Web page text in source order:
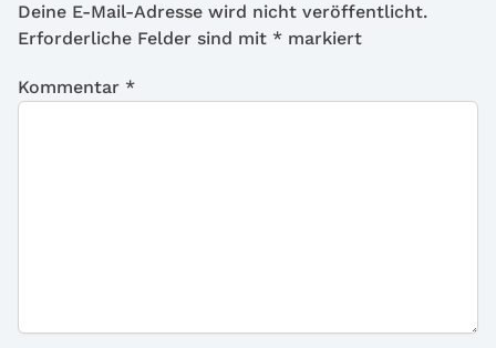
Deine E-Mail-Adresse wird nicht veröffentlicht.
Erforderliche Felder sind mit * markiert
Kommentar *